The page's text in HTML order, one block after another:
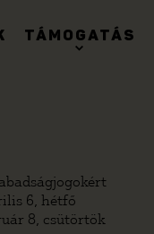
TÁMOGATÁS
6, hétfő
8, csütörtök